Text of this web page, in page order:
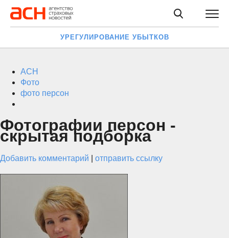
УРЕГУЛИРОВАНИЕ УБЫТКОВ
АСН
Фото
фото персон
Фотографии персон -
скрытая подборка
Добавить комментарий отправить ссылку